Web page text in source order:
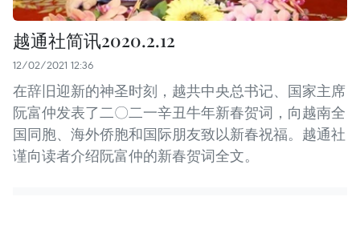
越通社简讯2020.2.12
12/02/2021 12:36
在辞旧迎新的神圣时刻，越共中央总书记、国家主席
阮富仲发表了二〇二一辛丑牛年新春贺词，向越南全
国同胞、海外侨胞和国际朋友致以新春祝福。越通社
谨向读者介绍阮富仲的新春贺词全文。